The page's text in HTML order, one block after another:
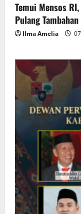
Temui Mensos
Pulang
Ilma Amelia